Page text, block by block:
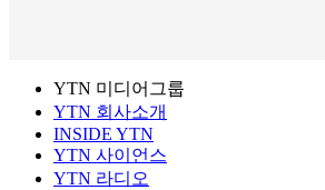
YTN 미디어그룹
YTN 회사소개
INSIDE YTN
YTN 사이언스
YTN 라디오